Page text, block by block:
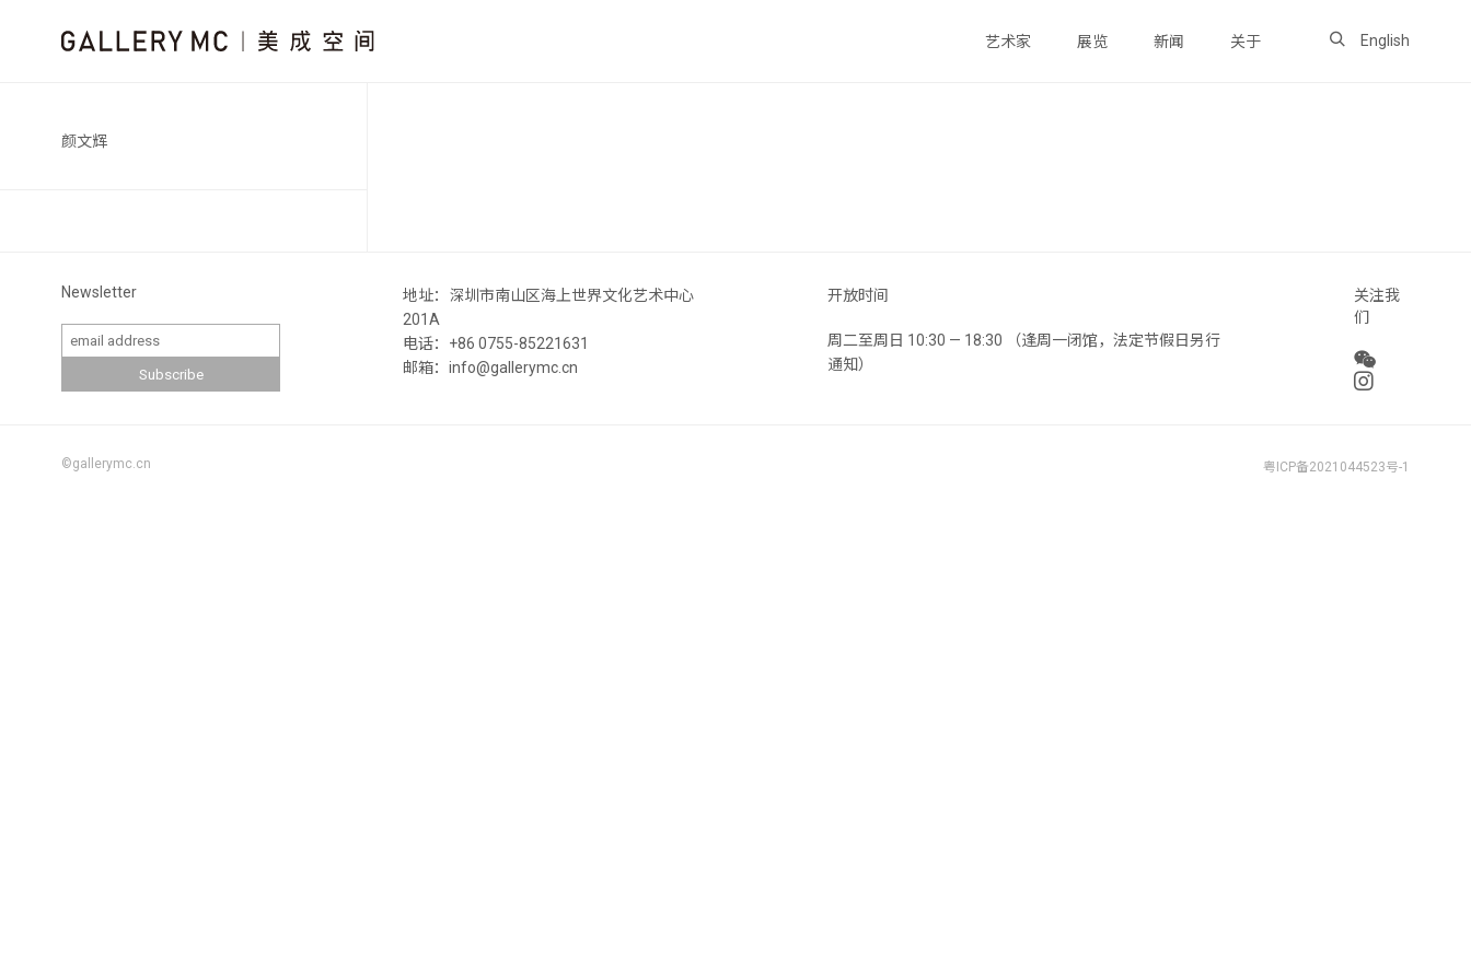
艺术家 展览 新闻 关于 English
颜文辉
Newsletter
地址：深圳市南山区海上世界文化艺术中心
201A
电话：+86 0755-85221631
邮箱：info@gallerymc.cn
开放时间
周二至周日 10:30 — 18:30 （逢周一闭馆，法定节假日另行
通知）
关注我
们
©gallerymc.cn 粤ICP备2021044523号-1